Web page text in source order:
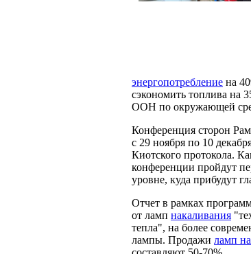
энергопотребление на
сэкономить топлива на
ООН по окружающей
Конференция сторон
с 29 ноября по 10
Киотского протокола.
конференции пройдут
уровне, куда прибудут
Отчет в рамках
от ламп накаливания
тепла", на более
лампы. Продажи ламп